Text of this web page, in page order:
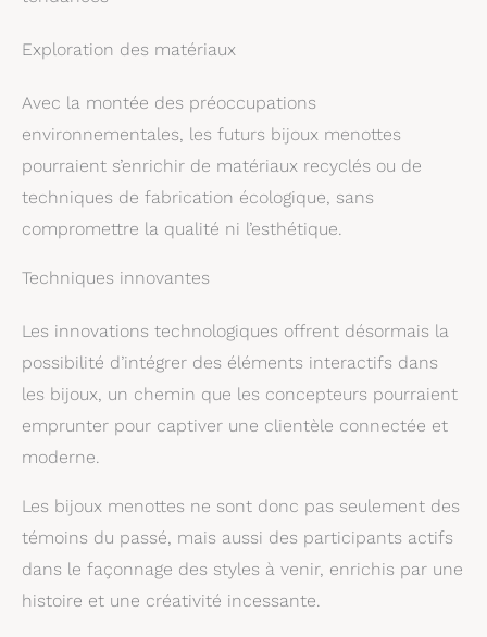
Exploration des matériaux
Avec la montée des préoccupations
environnementales, les futurs bijoux menottes
pourraient s’enrichir de matériaux recyclés ou de
techniques de fabrication écologique, sans
compromettre la qualité ni l’esthétique.
Techniques innovantes
Les innovations technologiques offrent désormais la
possibilité d’intégrer des éléments interactifs dans
les bijoux, un chemin que les concepteurs pourraient
emprunter pour captiver une clientèle connectée et
moderne.
Les bijoux menottes ne sont donc pas seulement des
témoins du passé, mais aussi des participants actifs
dans le façonnage des styles à venir, enrichis par une
histoire et une créativité incessante.